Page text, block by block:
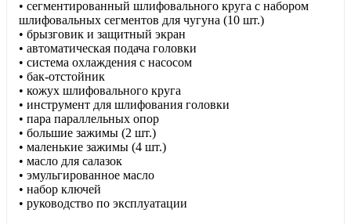
• сегментированный шлифовального круга с набором
шлифовальных сегментов для чугуна (10 шт.)
• брызговик и защитный экран
• автоматическая подача головки
• система охлаждения с насосом
• бак-отстойник
• кожух шлифовального круга
• инструмент для шлифования головки
• пара параллельных опор
• большие зажимы (2 шт.)
• маленькие зажимы (4 шт.)
• масло для салазок
• эмульгированное масло
• набор ключей
• руководство по эксплуатации